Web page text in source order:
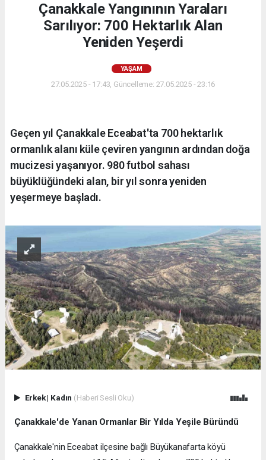
Çanakkale Yangınının Yaraları
Sarılıyor: 700 Hektarlık Alan
Yeniden Yeşerdi
YAŞAM
27.05.2025 - 17:43, Güncelleme: 27.05.2025 - 23:16
Geçen yıl Çanakkale Eceabat'ta 700 hektarlık
ormanlık alanı küle çeviren yangının ardından doğa
mucizesi yaşanıyor. 980 futbol sahası
büyüklüğündeki alan, bir yıl sonra yeniden
yeşermeye başladı.
Erkek| Kadın (Haberi Sesli Oku)
Çanakkale'de Yanan Ormanlar Bir Yılda Yeşile Büründü
Çanakkale'nin Eceabat ilçesine bağlı Büyükanafarta köyü